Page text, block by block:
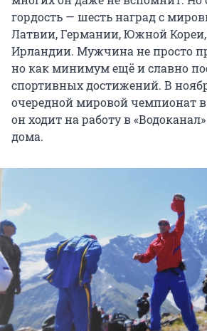
гордость — шесть наград с
Латвии, Германии, Южной Кореи,
Ирландии. Мужчина не просто
но как минимум ещё и славно
спортивных достижений. В
очередной мировой чемпионат в
он ходит на работу в
дома.